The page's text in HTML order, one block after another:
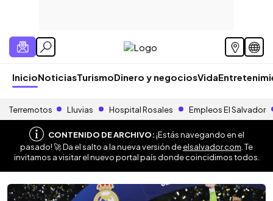
InicioNoticiasTurismoDinero y negociosVida
Terremotos Lluvias Hospital Rosales Empleos El Salvador
CONTENIDO DE ARCHIVO:¡Estás navegando en el
pasado! 🚀 Da el salto a la nueva versión deelsalvador.com . Te
invitamos a visitar el nuevo portal país donde coincidimos todos.